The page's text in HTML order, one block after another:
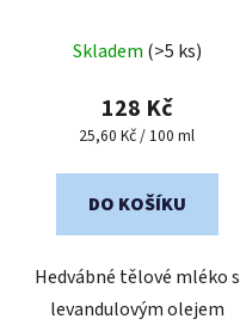
hodnocení
produktu
je
z
Skladem (>5 ks)
128 Kč
Měrná
25,60 Kč / 100 ml
DO KOŠÍKU
Hedvábné tělové mléko s
levandulovým olejem